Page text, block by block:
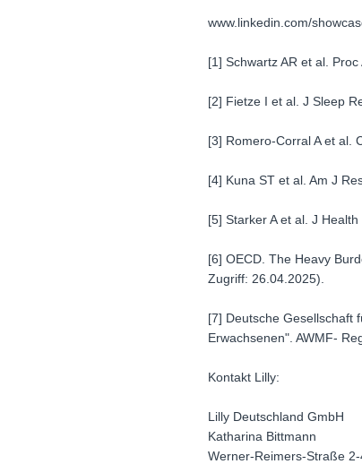
www.linkedin.com/
[1] Schwartz AR et al.
[2] Fietze I et al. J Sleep
[3] Romero-Corral A et al.
[4] Kuna ST et al. Am J
[5] Starker A et al. J
[6] OECD. The Heavy
Zugriff: 26.04.2025).
[7] Deutsche Gesellschaft
Erwachsenen". AWMF-
Kontakt Lilly:
Lilly Deutschland GmbH
Katharina Bittmann
Werner-Reimers-Straße